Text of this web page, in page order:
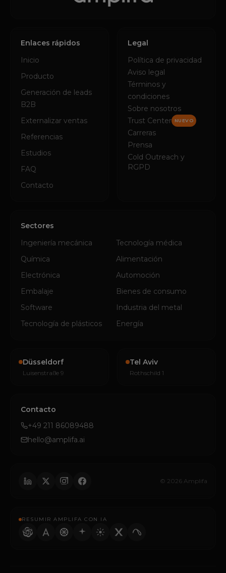
Enlaces rápidos
Inicio
Producto
Generación de leads
B2B
Externalizar ventas
Referencias
Estudios
FAQ
Contacto
Legal
Política de privacidad
Aviso legal
Términos y
condiciones
Sobre nosotros
Trust Center
NUEVO
Carreras
Prensa
Cold Outreach y
RGPD
Sectores
Ingeniería mecánica
Tecnología médica
Química
Alimentación
Electrónica
Automoción
Embalaje
Bienes de consumo
Software
Industria del metal
Tecnología de plásticos
Energía
Düsseldorf
Luisenstraße 9
Tel Aviv
Rothschild 1
Contacto
+49 211 86089488
hello@amplifa.ai
© 2026 Amplifa
RESUMIR AMPLIFA CON IA